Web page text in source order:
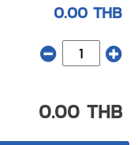
0.00 THB
0.00 THB